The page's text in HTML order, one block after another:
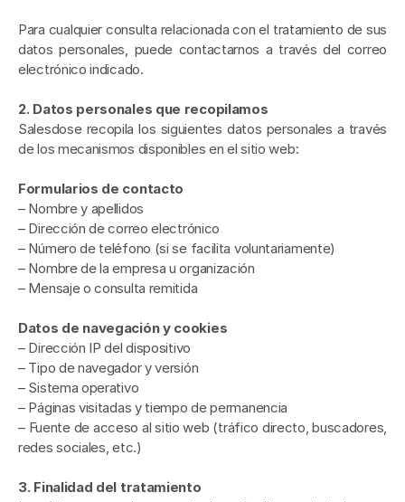
Para cualquier consulta relacionada con el tratamiento de sus
datos personales, puede contactarnos a través del correo
electrónico indicado.
2. Datos personales que recopilamos
Salesdose recopila los siguientes datos personales a través
de los mecanismos disponibles en el sitio web:
Formularios de contacto
– Nombre y apellidos
– Dirección de correo electrónico
– Número de teléfono (si se facilita voluntariamente)
– Nombre de la empresa u organización
– Mensaje o consulta remitida
Datos de navegación y cookies
– Dirección IP del dispositivo
– Tipo de navegador y versión
– Sistema operativo
– Páginas visitadas y tiempo de permanencia
– Fuente de acceso al sitio web (tráfico directo, buscadores,
redes sociales, etc.)
3. Finalidad del tratamiento